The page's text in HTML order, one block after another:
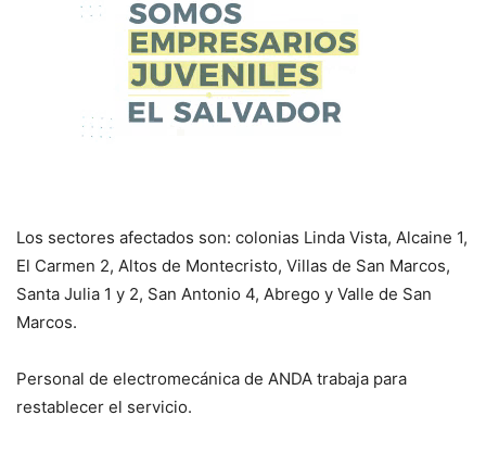
Los sectores afectados son: colonias Linda Vista, Alcaine 1,
El Carmen 2, Altos de Montecristo, Villas de San Marcos,
Santa Julia 1 y 2, San Antonio 4, Abrego y Valle de San
Marcos.
Personal de electromecánica de ANDA trabaja para
restablecer el servicio.